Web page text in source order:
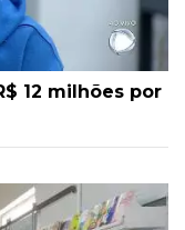
12 milhões por